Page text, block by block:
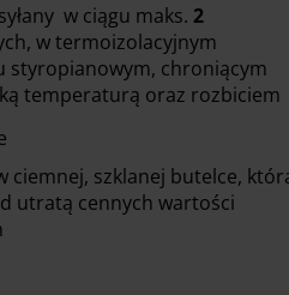
w ciągu maks. 2
w termoizolacyjnym
styropianowym, chroniącym
temperaturą oraz rozbiciem
ciemnej, szklanej butelce,
utratą cennych wartości